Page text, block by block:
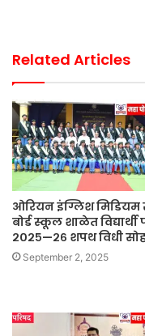
Related Articles
ओरियन इंग्लिश मिडियम
बोर्ड स्कूल शाळेत विद्यार्थी
२०२५—२६ शपथ विधी
September 2, 2025